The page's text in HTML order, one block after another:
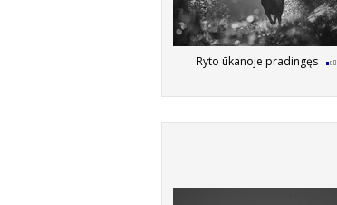
Ryto ūkanoje pradingęs